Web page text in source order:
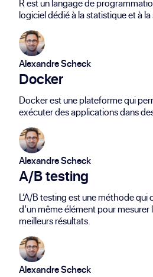
R est un langage de
logiciel dédié à la statistique et à
Alexandre Scheck
Docker
Docker est une plateforme qui
exécuter des applications dans
Alexandre Scheck
A/B testing
L’A/B testing est une méthode
d’un même élément pour
meilleurs résultats.
Alexandre Scheck